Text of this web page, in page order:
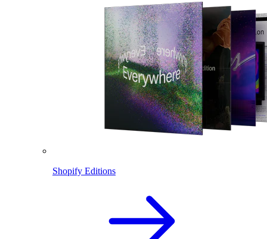
Shopify Editions